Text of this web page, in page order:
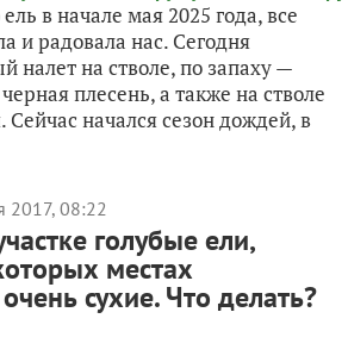
в начале мая 2025 года, все
и радовала нас. Сегодня
налет на стволе, по запаху —
плесень, а также на стволе
начался сезон дождей, в
2017, 08:22
голубые ели,
местах
сухие. Что делать?